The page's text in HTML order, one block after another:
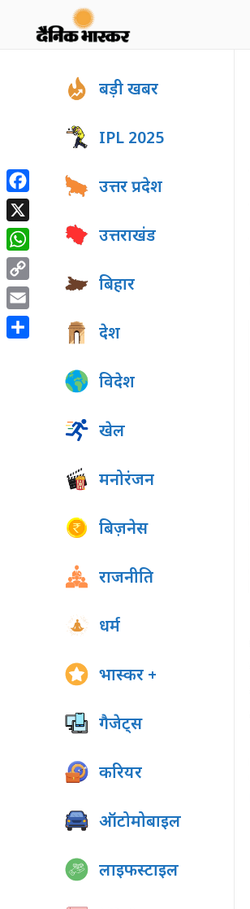
बड़ी खबर
IPL 2025
उत्तर प्रदेश
उत्तराखंड
बिहार
देश
विदेश
खेल
मनोरंजन
बिज़नेस
राजनीति
धर्म
भास्कर +
गैजेट्स
करियर
ऑटोमोबाइल
लाइफस्टाइल
Facebook
X
WhatsApp
Copy
Link
Email